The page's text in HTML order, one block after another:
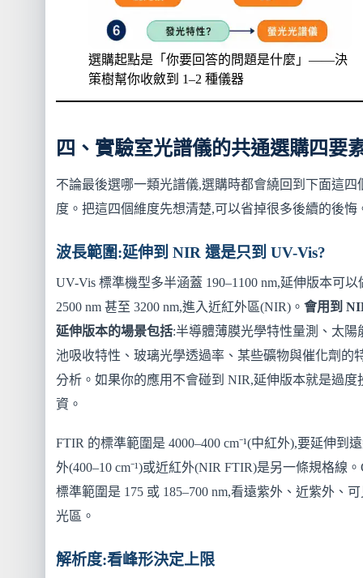
選購起點是「你要回答的問題是什麼」——決
策樹幫你收斂到 1–2 種儀器
四、實驗室光譜儀的共通選購四要
不論最後選哪一類光譜儀,選購時都會繞回到下面這四
度。把這四個維度先想清楚,可以省掉很多後續的後悔
波長範圍:延伸到 NIR 還是只到 UV-Vis?
UV-Vis 標準機型多半涵蓋 190–1100 nm,延伸版本可以
2500 nm 甚至 3200 nm,進入近紅外區(NIR)。 會用到
延伸版本的場景包括:半導體薄膜光學特性量測、太陽
池吸收特性、玻璃光學透過率、某些礦物與催化劑的
分析。如果你的應用不會碰到 NIR,延伸版本就是過度
資。
FTIR 的標準範圍是 4000–400 cm⁻¹(中紅外),要延伸到
外(400–10 cm⁻¹)或近紅外(NIR FTIR)是另一條規格線
標準範圍是 175 或 185–700 nm,看遠紫外、近紫外、
光區。
解析度:看峰形決定上限